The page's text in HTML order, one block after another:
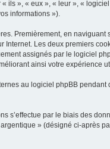
ils », « eux », « leur », «
informations »).
Premièrement, en
Internet. Les deux premiers
assignés par le logiciel
ainsi votre expérience
au logiciel phpBB
s’effectue par le biais des
» (désigné ci-après